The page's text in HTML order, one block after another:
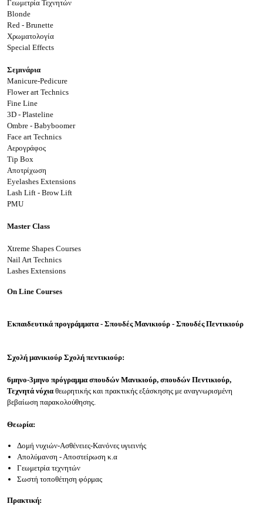
Γεωμετρία Τεχνητών
Blonde
Red - Brunette
Χρωματολογία
Special Effects
Σεμινάρια
Manicure-Pedicure
Flower art Technics
Fine Line
3D - Plasteline
Ombre - Babyboomer
Face art Technics
Αερογράφος
Tip Box
Αποτρίχωση
Eyelashes Extensions
Lash Lift - Brow Lift
PMU
Master Class
Xtreme Shapes Courses
Nail Art Technics
Lashes Extensions
On Line Courses
Εκπαιδευτικά προγράμματα - Σπουδές Μανικιούρ - ΣπουδέςΠεντικιούρ
Σχολή μανικιούρ Σχολή πεντικιούρ:
6μηνο-3μηνο πρόγραμμα σπουδών Μανικιούρ, σπουδών Πεντικιούρ,
Τεχνητά νύχια θεωρητικής και πρακτικής εξάσκησης με αναγνωρισμένη
βεβαίωση παρακολούθησης.
Θεωρία:
Δομή νυχιών-Ασθένειες-Κανόνες υγιεινής
Απολύμανση - Αποστείρωση κ.α
Γεωμετρία τεχνητών
Σωστή τοποθέτηση φόρμας
Πρακτική: